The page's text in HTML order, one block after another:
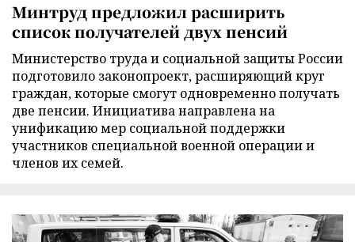
Минтруд предложил расширить
список получателей двух пенсий
Министерство труда и социальной защиты России
подготовило законопроект, расширяющий круг
граждан, которые смогут одновременно получать
две пенсии. Инициатива направлена на
унификацию мер социальной поддержки
участников специальной военной операции и
членов их семей.